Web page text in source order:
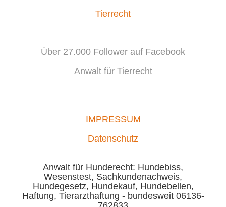
Tierrecht
Über 27.000 Follower auf Facebook
Anwalt für Tierrecht
IMPRESSUM
Datenschutz
Anwalt für Hunderecht: Hundebiss,
Wesenstest, Sachkundenachweis,
Hundegesetz, Hundekauf, Hundebellen,
Haftung, Tierarzthaftung - bundesweit 06136-